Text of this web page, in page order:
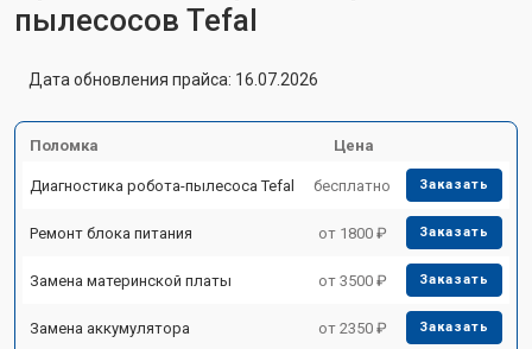
пылесосов Tefal
Дата обновления прайса: 16.07.2026
Поломка Цена
Диагностика робота-пылесоса Tefal бесплатно Заказать
Ремонт блока питания от 1800 ₽ Заказать
Замена материнской платы от 3500 ₽ Заказать
Замена аккумулятора от 2350 ₽ Заказать